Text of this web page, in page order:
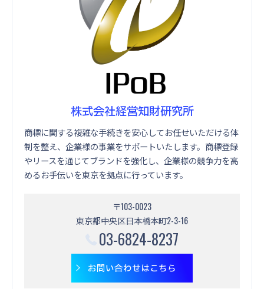
株式会社経営知財研究所
商標に関する複雑な手続きを安心してお任せいただける体
制を整え、企業様の事業をサポートいたします。商標登録
やリースを通じてブランドを強化し、企業様の競争力を高
めるお手伝いを東京を拠点に行っています。
〒103-0023
東京都中央区日本橋本町2-3-16
03-6824-8237
お問い合わせはこちら